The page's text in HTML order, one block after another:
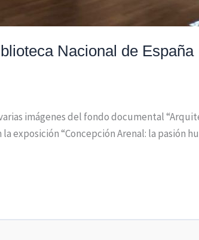
Nacional de España
imágenes del fondo documental
exposición “Concepción Arenal: la pasión